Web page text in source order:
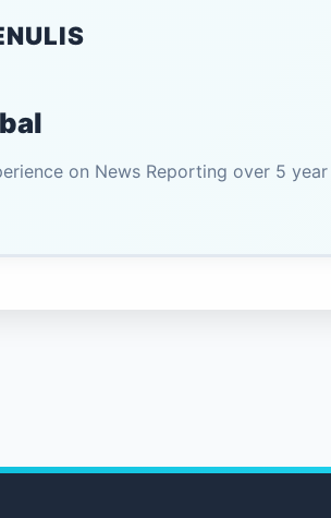
on News Reporting over 5 year